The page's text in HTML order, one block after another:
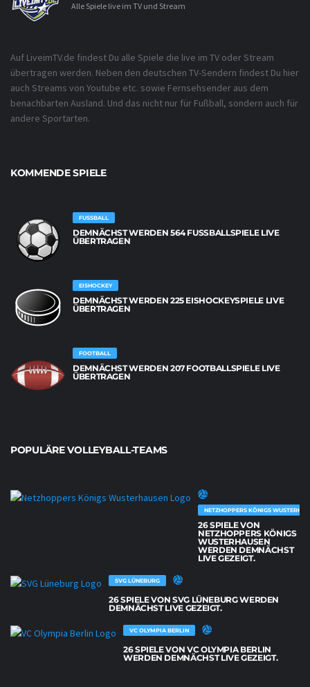
Alle Spiele live im TV und Stream
Auf LiveimTV.de findest Du alle Spiele die live im TV oder Stream
übertragen werden. Neben den deutschen TV-Sendern findest Du hier
auch Streams von Youtube etc. sowie Fernsehsender aus dem
benachbarten Ausland. Und das nicht nur für Fußball, sondern auch für
andere Sportarten.
KOMMENDE SPIELE
FUSSBALL
DEMNÄCHST WERDEN 564 FUSSBALLSPIELE LIVE Ü
BERTRAGEN
EISHOCKEY
DEMNÄCHST WERDEN 225 EISHOCKEYSPIELE LIVE
ÜBERTRAGEN
FOOTBALL
DEMNÄCHST WERDEN 207 FOOTBALLSPIELE LIVE
ÜBERTRAGEN
POPULÄRE VOLLEYBALL-TEAMS
NETZHOPPERS KÖNIGS
26 SPIELE VON
NETZHOPPERS KÖNIGS
WUSTERHAUSEN
WERDEN DEMNÄCHST
LIVE GEZEIGT.
SVG LÜNEBURG
26 SPIELE VON SVG LÜNEBURG WERDEN
DEMNÄCHST LIVE GEZEIGT.
VC OLYMPIA BERLIN
26 SPIELE VON VC OLYMPIA BERLIN
WERDEN DEMNÄCHST LIVE GEZEIGT.